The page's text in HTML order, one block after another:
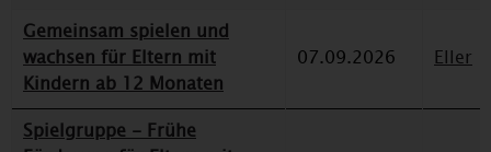
Gemeinsam spielen und
wachsen für Eltern mit
Kindern ab 12 Monaten
07.09.2026 Eller
Spielgruppe - Frühe